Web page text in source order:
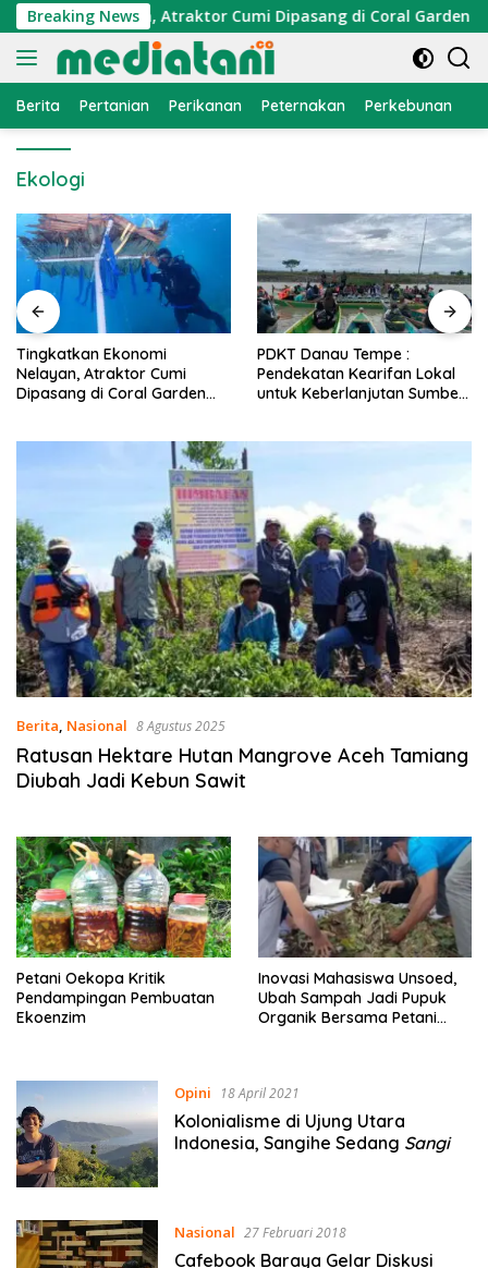
Langsung
ke
konten
Breaking News
Nelayan, Atraktor Cumi Dipasang di Coral Garden Pulau
Berita Pertanian Perikanan Peternakan Perkebunan
Ekologi
PDKT Danau Tempe :
Pendekatan Kearifan Lokal
untuk Keberlanjutan Sumber
Cara Mengatasi Penyakit
PMK pada Sapi Perah Secara
Alami dan Medis
Berita, Nasional 8 Agustus 2025
Ratusan Hektare Hutan Mangrove Aceh Tamiang
Diubah Jadi Kebun Sawit
Petani Oekopa Kritik
Pendampingan Pembuatan
Ekoenzim
Inovasi Mahasiswa Unsoed,
Ubah Sampah Jadi Pupuk
Organik Bersama Petani
Opini 18 April 2021
Kolonialisme di Ujung Utara
Indonesia, Sangihe Sedang Sangi
Nasional 27 Februari 2018
Cafebook Baraya Gelar Diskusi